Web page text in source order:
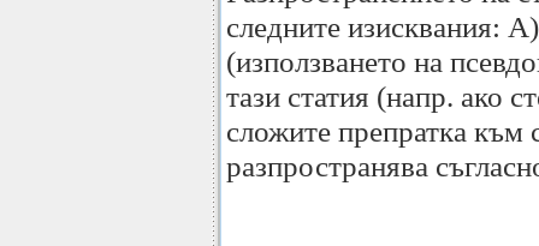
следните изисквания:
(използването на
тази статия (напр. ако
сложите препратка към
разпространява